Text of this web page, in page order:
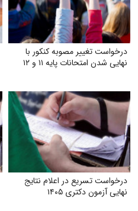
درخواست تغییر مصوبه کنکور با
نهایی شدن امتحانات پایه ۱۱ و ۱۲
درخواست تسریع در اعلام نتایج
نهایی آزمون دکتری ۱۴۰۵